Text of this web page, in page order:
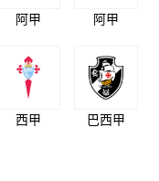
阿甲 阿甲
西甲 巴西甲